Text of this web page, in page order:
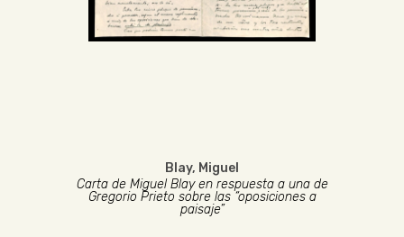
Blay, Miguel
Carta de Miguel Blay en respuesta a una de
Gregorio Prieto sobre las “oposiciones a
paisaje”